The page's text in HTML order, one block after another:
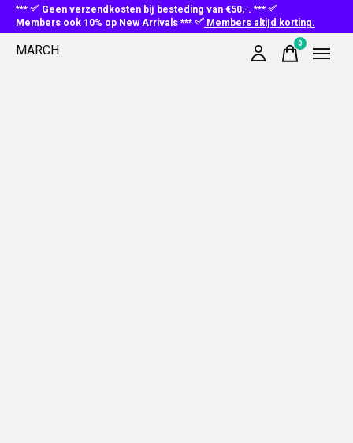
***
Geen verzendkosten bij besteding van €50,-. ***
Members ook 10% op New Arrivals ***
Members altijd korting.
MARCH 0items